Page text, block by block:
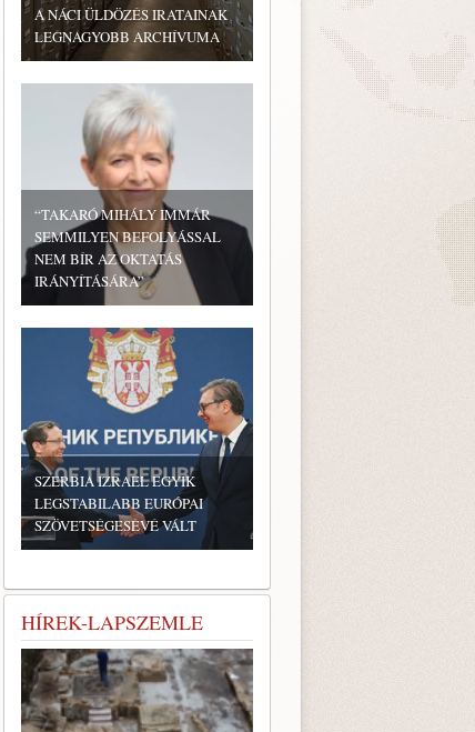
A NÁCI ÜLDÖZÉS IRATAINAK
LEGNAGYOBB ARCHÍVUMA
“TAKARÓ MIHÁLY IMMÁR
SEMMILYEN BEFOLYÁSSAL
NEM BÍR AZ OKTATÁS
IRÁNYÍTÁSÁRA”
SZERBIA IZRAEL EGYIK
LEGSTABILABB EURÓPAI
SZÖVETSÉGESÉVÉ VÁLT
HÍREK-LAPSZEMLE